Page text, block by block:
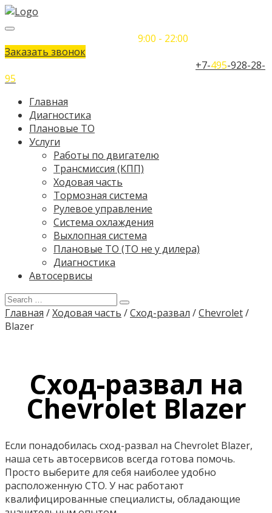
9:00 - 22:00
Заказать звонок
+7-495-928-28-
95
Главная
Диагностика
Плановые ТО
Услуги
Работы по двигателю
Трансмиссия (КПП)
Ходовая часть
Тормозная система
Рулевое управление
Система охлаждения
Выхлопная система
Плановые ТО (ТО не у дилера)
Диагностика
Автосервисы
Главная /Ходовая часть /Сход-развал /Chevrolet/
Blazer
Сход-развал на
Chevrolet Blazer
Если понадобилась сход-развал на Chevrolet Blazer,
наша сеть автосервисов всегда готова помочь.
Просто выберите для себя наиболее удобно
расположенную СТО. У нас работают
квалифицированные специалисты, обладающие